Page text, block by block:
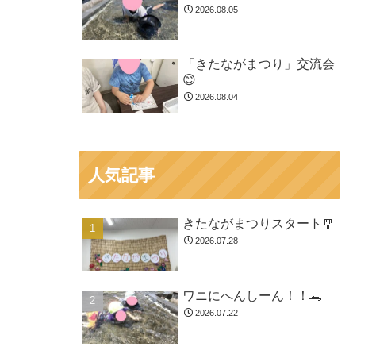
2026.08.05
「きたながまつり」交流会
😊
2026.08.04
人気記事
きたながまつりスタート🎐
2026.07.28
ワニにへんしーん！！🐊
2026.07.22